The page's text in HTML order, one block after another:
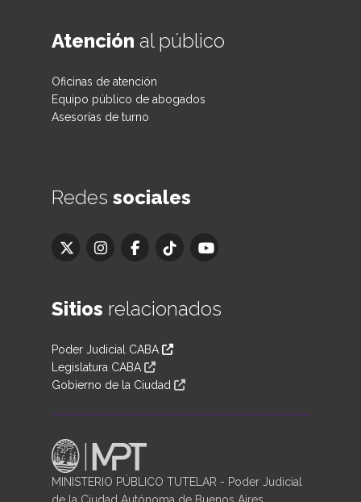
Atención al público
Oficinas de atención
Equipo público de abogados
Asesorías de turno
Redes sociales
Sitios relacionados
Poder Judicial CABA
Legislatura CABA
Gobierno de la Ciudad
MINISTERIO PÚBLICO TUTELAR - Poder Judicial